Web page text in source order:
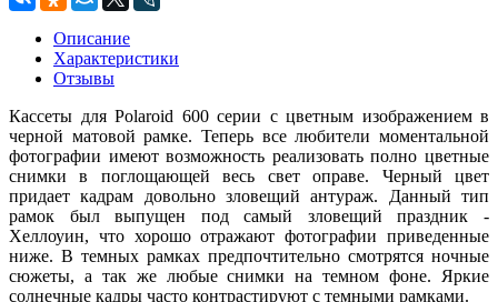
Описание
Характеристики
Отзывы
Кассеты для Polaroid 600 серии с цветным изображением в
черной матовой рамке. Теперь все любители моментальной
фотографии имеют возможность реализовать полно цветные
снимки в поглощающей весь свет оправе. Черный цвет
придает кадрам довольно зловещий антураж. Данный тип
рамок был выпущен под самый зловещий праздник -
Хеллоуин, что хорошо отражают фотографии приведенные
ниже. В темных рамках предпочтительно смотрятся ночные
сюжеты, а так же любые снимки на темном фоне. Яркие
солнечные кадры часто контрастируют с темными рамками.